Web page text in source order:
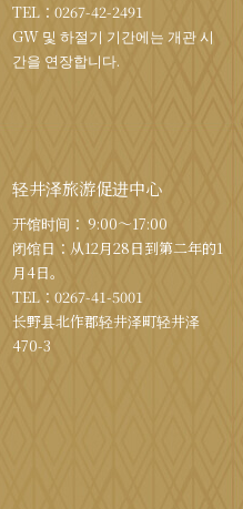
TEL： 0267-42-2491
GW 및 하절기 기간에는 개관 시
간을 연장합니다.
轻井泽旅游促进中心
开馆时间： 9:00〜17:00
闭馆日：从12月28日到第二年的1
月4日。
TEL： 0267-41-5001
长野县北作郡轻井泽町轻井泽
470-3